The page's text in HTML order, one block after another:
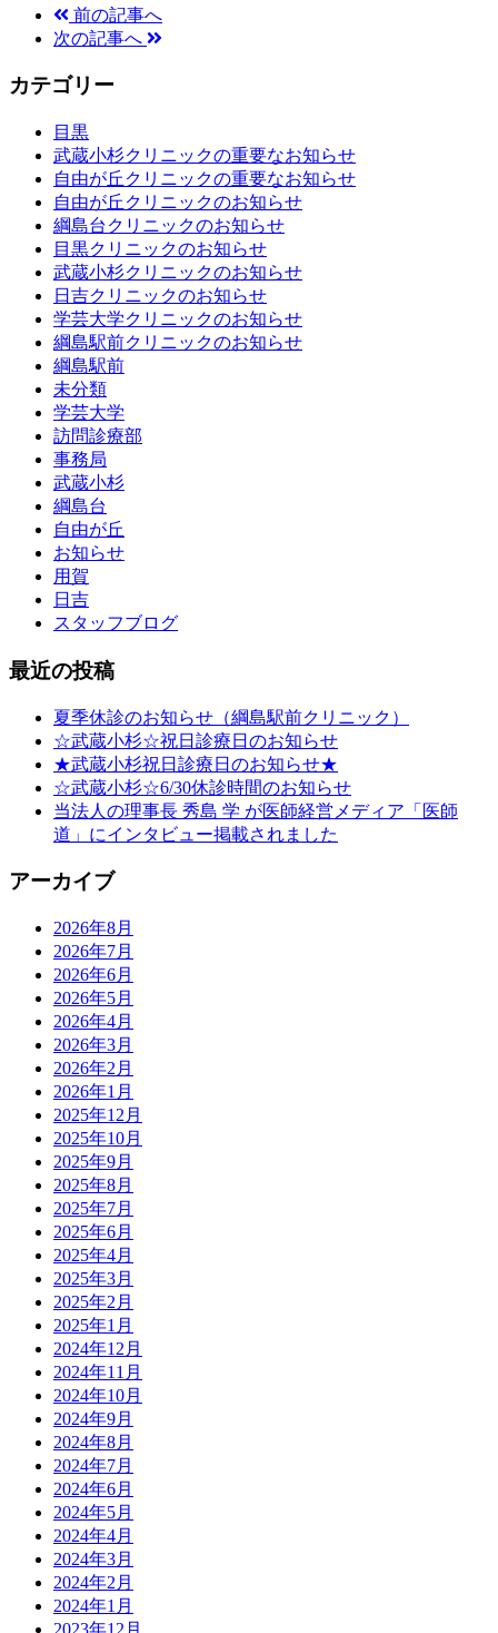
前の記事へ
次の記事へ
カテゴリー
目黒
武蔵小杉クリニックの重要なお知らせ
自由が丘クリニックの重要なお知らせ
自由が丘クリニックのお知らせ
綱島台クリニックのお知らせ
目黒クリニックのお知らせ
武蔵小杉クリニックのお知らせ
日吉クリニックのお知らせ
学芸大学クリニックのお知らせ
綱島駅前クリニックのお知らせ
綱島駅前
未分類
学芸大学
訪問診療部
事務局
武蔵小杉
綱島台
自由が丘
お知らせ
用賀
日吉
スタッフブログ
最近の投稿
夏季休診のお知らせ（綱島駅前クリニック）
☆武蔵小杉☆祝日診療日のお知らせ
★武蔵小杉祝日診療日のお知らせ★
☆武蔵小杉☆6/30休診時間のお知らせ
当法人の理事長 秀島 学 が医師経営メディア「医師
道」にインタビュー掲載されました
アーカイブ
2026年8月
2026年7月
2026年6月
2026年5月
2026年4月
2026年3月
2026年2月
2026年1月
2025年12月
2025年10月
2025年9月
2025年8月
2025年7月
2025年6月
2025年4月
2025年3月
2025年2月
2025年1月
2024年12月
2024年11月
2024年10月
2024年9月
2024年8月
2024年7月
2024年6月
2024年5月
2024年4月
2024年3月
2024年2月
2024年1月
2023年12月